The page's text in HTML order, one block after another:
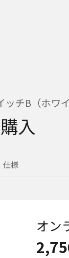
チB（ホワイ
入
仕様
オン